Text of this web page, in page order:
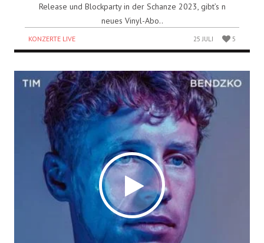
Release und Blockparty in der Schanze 2023, gibt’s n
neues Vinyl-Abo..
KONZERTE LIVE 25 JULI 5